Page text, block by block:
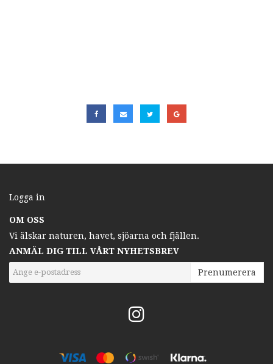
Logga in
OM OSS
Vi älskar naturen, havet, sjöarna och fjällen.
ANMÄL DIG TILL VÅRT NYHETSBREV
Prenumerera